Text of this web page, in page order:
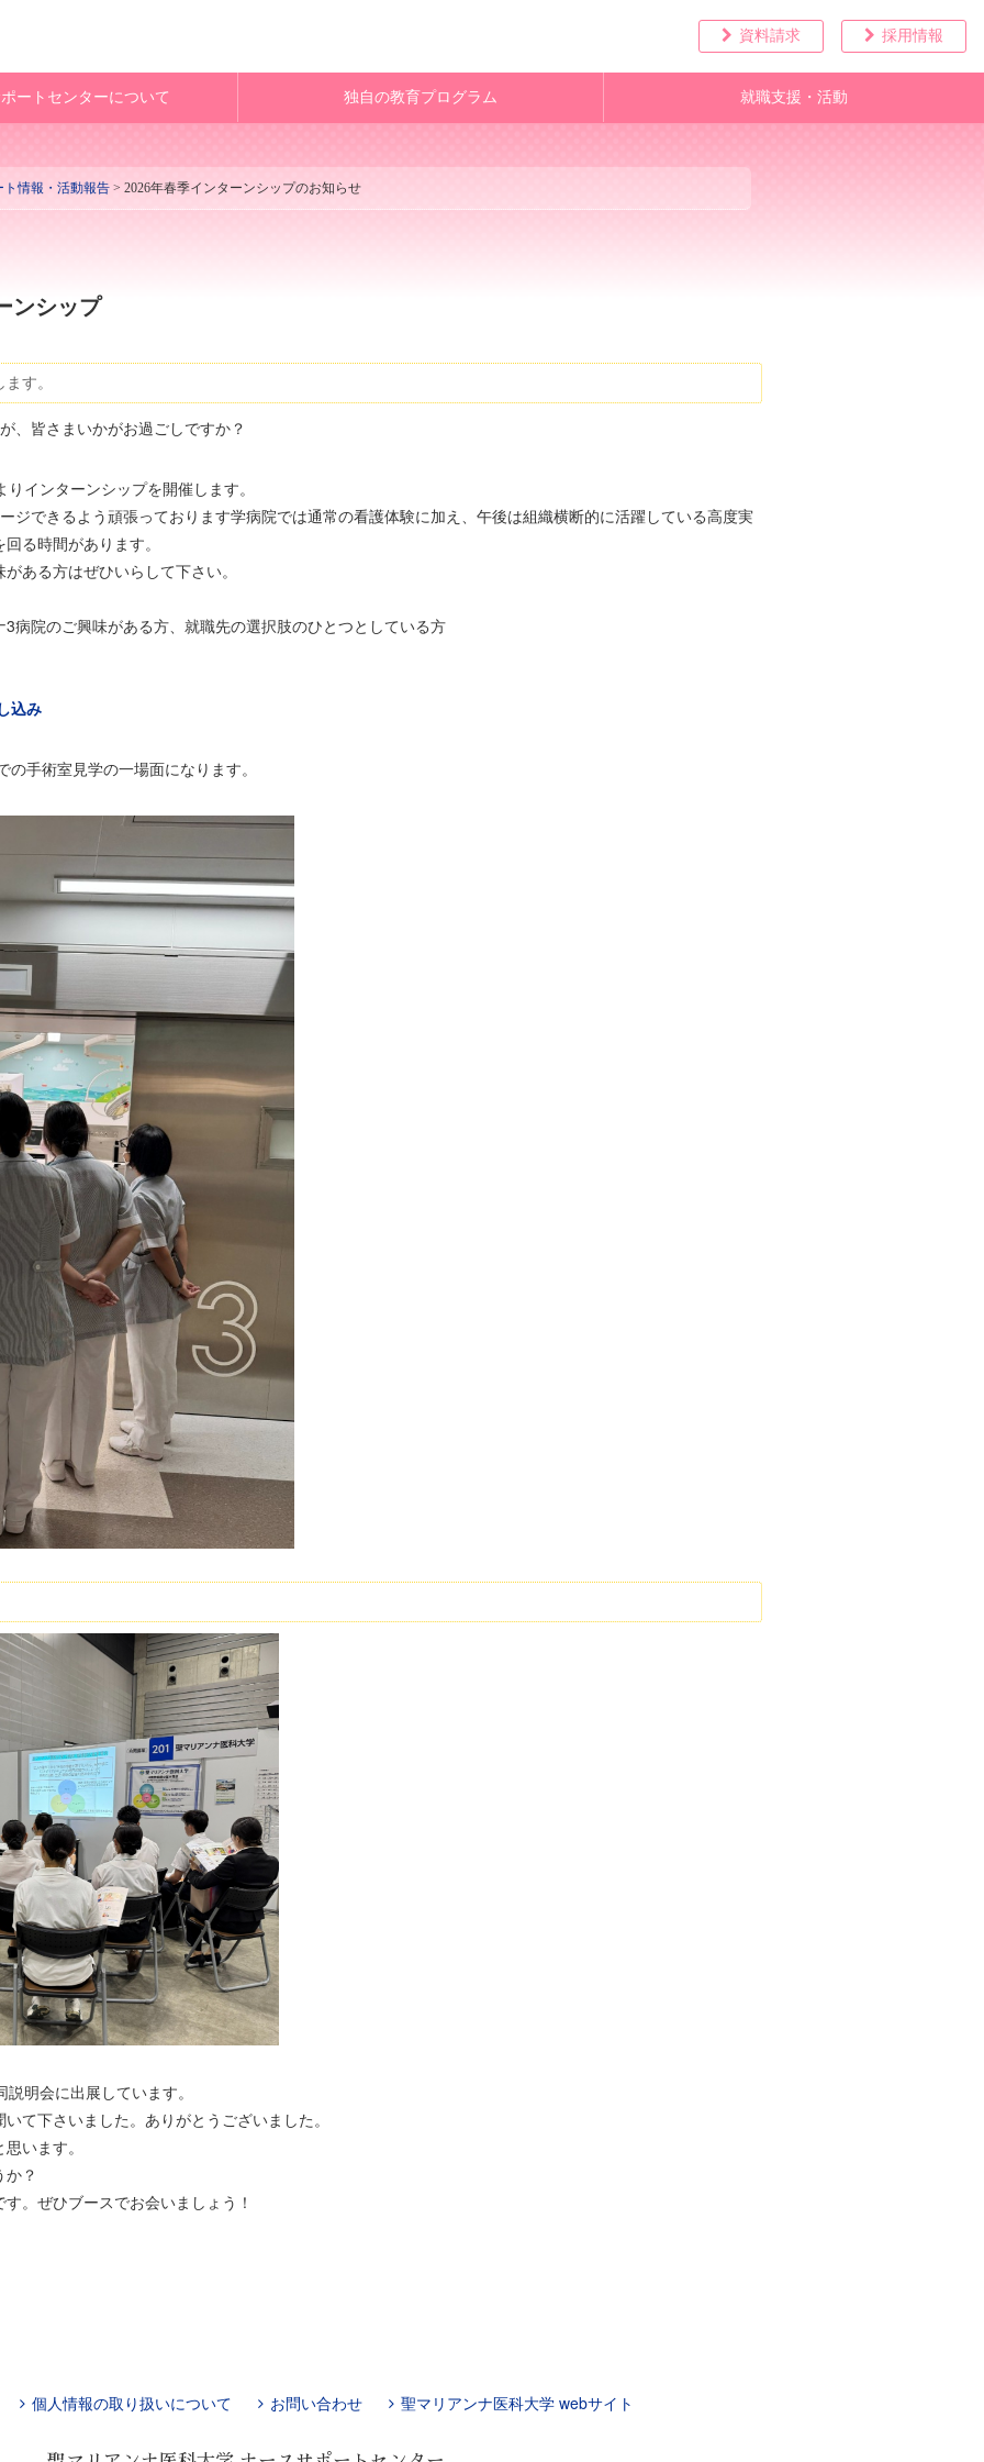
資料請求 採用情報
ートセンターについて 独自の教育プログラム 就職支援・活動
ト情報・活動報告 > 2026年春季インターンシップのお知らせ
ンシップ
す。
、皆さまいかがお過ごしですか？
インターンシップを開催します。
ジできるよう頑張っております学病院では通常の看護体験に加え、午後は組織横断的に活躍している高度実
る時間があります。
ある方はぜひいらして下さい。
病院のご興味がある方、就職先の選択肢のひとつとしている方
込み
手術室見学の一場面になります。
明会に出展しています。
て下さいました。ありがとうございました。
います。
？
。ぜひブースでお会いましょう！
個人情報の取り扱いについて お問い合わせ 聖マリアンナ医科大学 webサイト